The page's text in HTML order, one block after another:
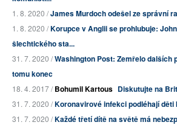
1. 8. 2020 /James Murdoch odešel ze správní
1. 8. 2020 /Korupce v Anglii se prohlubuje:
šlechtického sta...
31. 7. 2020 /Washington Post: Zemřelo dalších
tomu konec
18. 4. 2017 /Bohumil Kartous Diskutujte na
31. 7. 2020 /Koronavirové infekci podléhají děti
31. 7. 2020 /Každé třetí dítě na světě má